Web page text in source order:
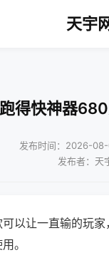
天宇
得快神器
发布时间：2026-08-
发布者：天
以让一直输的玩
。